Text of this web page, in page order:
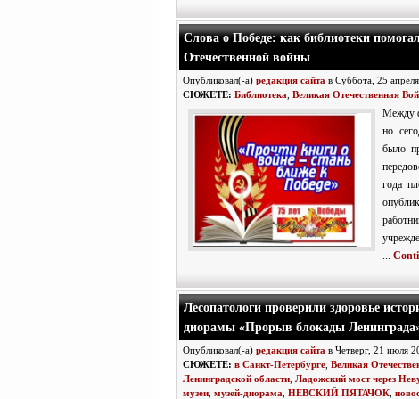
Слова о Победе: как библиотеки
Отечественной войны
Опубликовал(-а) редакция сайта в Суббота, 25
СЮЖЕТЕ: Библиотека Великая Отечественная
Между
но
было
года
...
Лесопатологи проверили здоровье
диорамы «Прорыв блокады
Опубликовал(-а) редакция сайта в Четверг, 21 июля
СЮЖЕТЕ: в Санкт-Петербурге Великая
Ленинградской области Ладожский мост через
музеи музей-диорама НЕВСКИЙ ПЯТАЧОК